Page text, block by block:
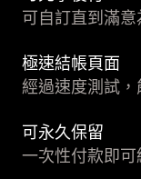
可自訂直到滿意
極速結帳頁面
經過速度測試，
可永久保留
一次性付款即可